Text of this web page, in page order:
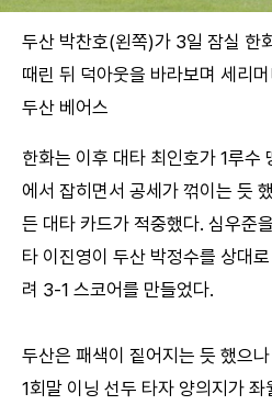
두산 박찬호(왼쪽)가 3일 잠실 한
때린 뒤 덕아웃을 바라보며 세리
두산 베어스
한화는 이후 대타 최인호가 1루수
에서 잡히면서 공세가 꺾이는 듯
든 대타 카드가 적중했다. 심우준
타 이진영이 두산 박정수를 상대
려 3-1 스코어를 만들었다.
두산은 패색이 짙어지는 듯 했으
1회말 이닝 선두 타자 양의지가